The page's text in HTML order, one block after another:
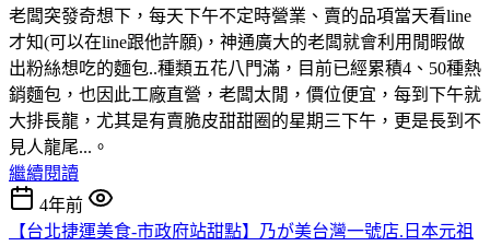
老闆突發奇想下，每天下午不定時營業、賣的品項當天看line
才知(可以在line跟他許願)，神通廣大的老闆就會利用閒暇做
出粉絲想吃的麵包..種類五花八門滿，目前已經累積4、50種熱
銷麵包，也因此工廠直營，老闆太閒，價位便宜，每到下午就
大排長龍，尤其是有賣脆皮甜甜圈的星期三下午，更是長到不
見人龍尾...。
繼續閱讀
4年前
【台北捷運美食-市政府站甜點】乃が美台灣一號店.日本元祖